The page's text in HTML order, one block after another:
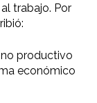
trabajo. Por
productivo
económico